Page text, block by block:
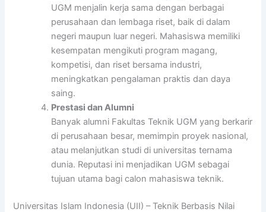
UGM menjalin kerja sama dengan berbagai
perusahaan dan lembaga riset, baik di dalam
negeri maupun luar negeri. Mahasiswa memiliki
kesempatan mengikuti program magang,
kompetisi, dan riset bersama industri,
meningkatkan pengalaman praktis dan daya
saing.
Prestasi dan Alumni
Banyak alumni Fakultas Teknik UGM yang berkarir
di perusahaan besar, memimpin proyek nasional,
atau melanjutkan studi di universitas ternama
dunia. Reputasi ini menjadikan UGM sebagai
tujuan utama bagi calon mahasiswa teknik.
Universitas Islam Indonesia (UII) – Teknik Berbasis Nilai